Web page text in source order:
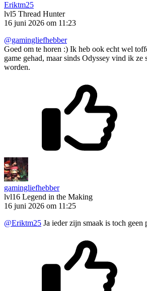
Eriktm25
lvl5 Thread Hunter
16 juni 2026 om 11:23
@gamingliefhebber
Goed om te horen :) Ik heb ook echt wel
game gehad, maar sinds Odyssey vind ik ze
worden.
gamingliefhebber
lvl16 Legend in the Making
16 juni 2026 om 11:25
@Eriktm25 Ja ieder zijn smaak is toch geen